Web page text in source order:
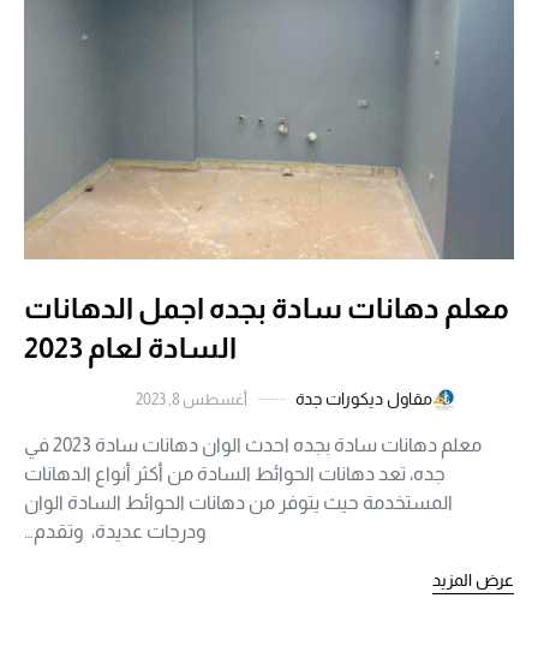
معلم دهانات سادة بجده اجمل الدهانات
السادة لعام 2023
مقاول ديكورات جدة أغسطس 8, 2023
معلم دهانات سادة بجده احدث الوان دهانات سادة 2023 في
جده، تعد دهانات الحوائط السادة من أكثر أنواع الدهانات
المستخدمة حيث يتوفر من دهانات الحوائط السادة الوان
ودرجات عديدة، وتقدم…
عرض المزيد